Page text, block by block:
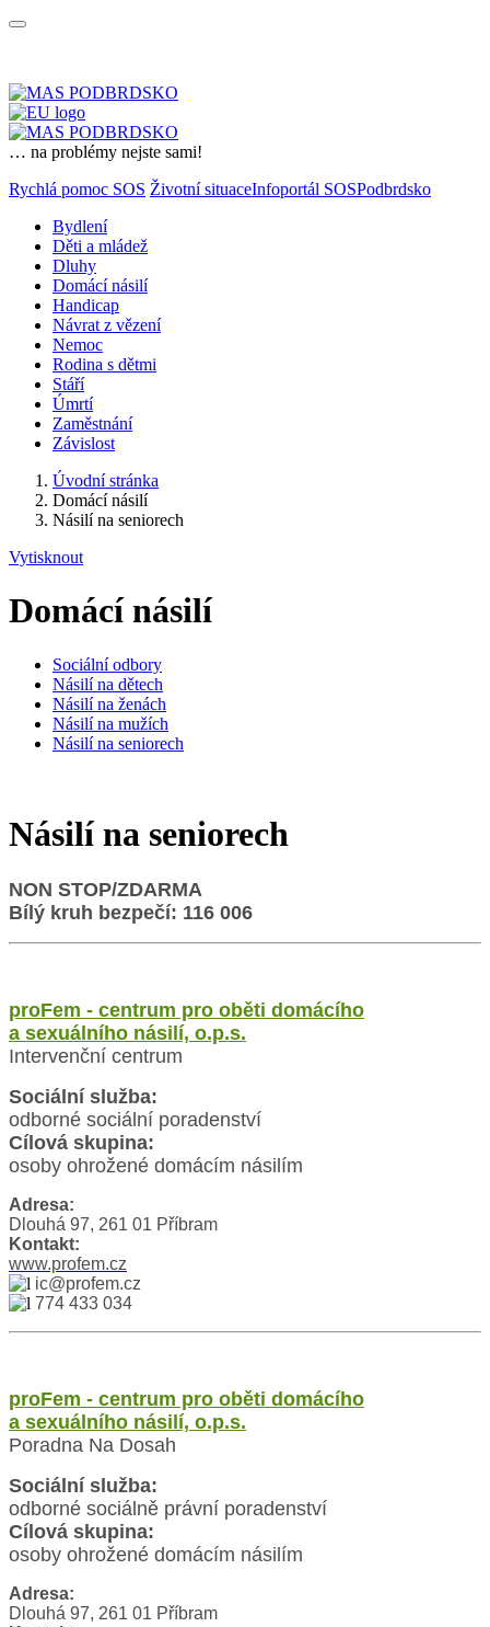
… na problémy nejste sami!
Rychlá pomoc SOS Životní situaceInfoportál SOSPodbrdsko
Bydlení
Děti a mládež
Dluhy
Domácí násilí
Handicap
Návrat z vězení
Nemoc
Rodina s dětmi
Stáří
Úmrtí
Zaměstnání
Závislost
Úvodní stránka
Domácí násilí
Násilí na seniorech
Vytisknout
Domácí násilí
Sociální odbory
Násilí na dětech
Násilí na ženách
Násilí na mužích
Násilí na seniorech
Násilí na seniorech
NON STOP/ZDARMA
Bílý kruh bezpečí: 116 006
proFem - centrum pro oběti domácího
a sexuálního násilí, o.p.s.
Intervenční centrum
Sociální služba:
odborné sociální poradenství
Cílová skupina:
osoby ohrožené domácím násilím
Adresa:
Dlouhá 97, 261 01 Příbram
Kontakt:
www.profem.cz
ic@profem.cz
774 433 034
proFem - centrum pro oběti domácího
a sexuálního násilí, o.p.s.
Poradna Na Dosah
Sociální služba:
odborné sociálně právní poradenství
Cílová skupina:
osoby ohrožené domácím násilím
Adresa:
Dlouhá 97, 261 01 Příbram